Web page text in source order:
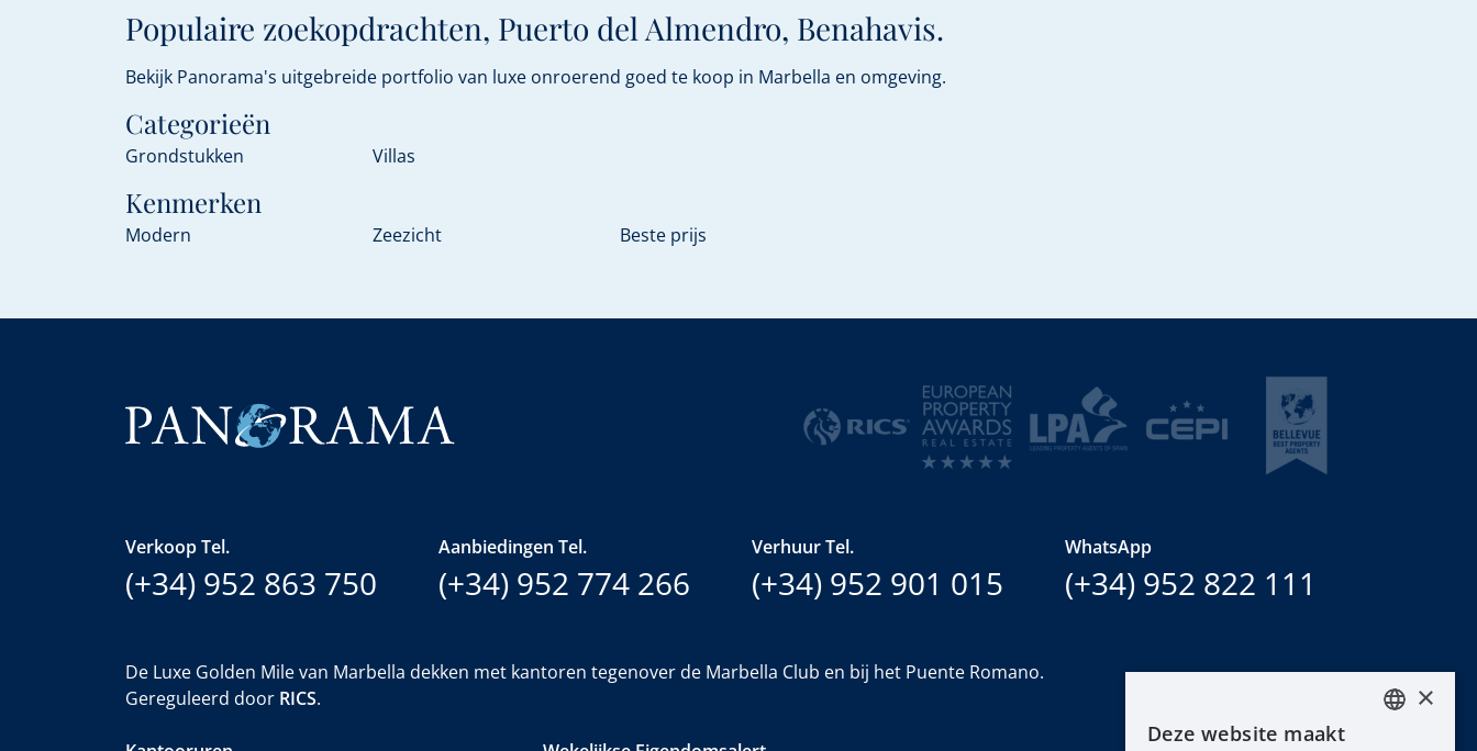
Populaire zoekopdrachten, Puerto del Almendro, Benahavis.
Bekijk Panorama's uitgebreide portfolio van luxe onroerend goed te koop in Marbella en omgeving.
Categorieën
Grondstukken Villas
Kenmerken
Modern Zeezicht Beste prijs
Verkoop Tel.
(+34) 952 863 750
Aanbiedingen Tel.
(+34) 952 774 266
Verhuur Tel.
(+34) 952 901 015
WhatsApp
(+34) 952 822 111
De Luxe Golden Mile van Marbella dekken met kantoren tegenover de Marbella Club en bij het Puente Romano.
Gereguleerd door RICS. ×
Deze website maakt